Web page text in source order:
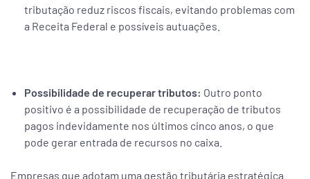
tributação reduz riscos fiscais, evitando problemas com
a Receita Federal e possíveis autuações.
Possibilidade de recuperar tributos: Outro ponto
positivo é a possibilidade de recuperação de tributos
pagos indevidamente nos últimos cinco anos, o que
pode gerar entrada de recursos no caixa.
Empresas que adotam uma gestão tributária estratégica